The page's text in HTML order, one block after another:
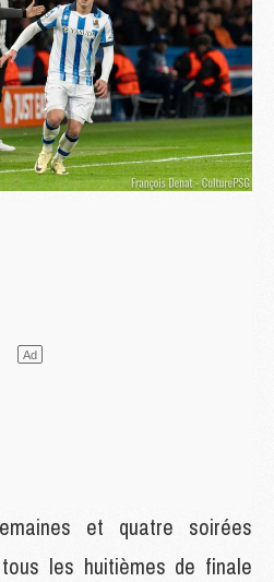
et quatre soirées
les huitièmes de finale